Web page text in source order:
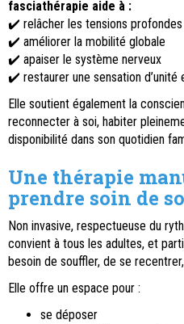
fasciathérapie aide à :
✔️ relâcher les tensions profondes
✔️ améliorer la mobilité globale
✔️ apaiser le système nerveux
✔️ restaurer une sensation d’unité
Elle soutient également la
reconnecter à soi, habiter
disponibilité dans son quotidien
Une thérapie
prendre soin de
Non invasive, respectueuse du
convient à tous les adultes, et
besoin de souffler, de se
Elle offre un espace pour :
se déposer